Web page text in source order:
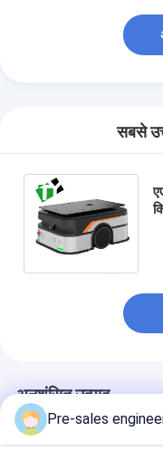
सबसे
अनुशंसित उत्पाद
Pre-sales